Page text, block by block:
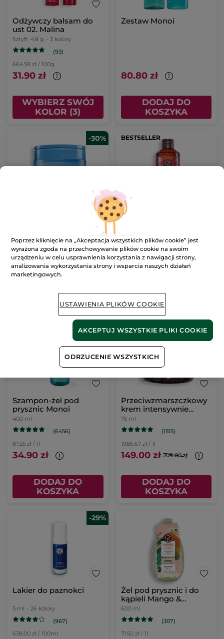
Odżywczy balsam do
ust 02. Malina
Sztyft 4.8 g - 3 kolory
(93)
664.59 zł / 100g
31.90 zł
WYBIERZ SWÓJ
KOLOR (3)
Zestaw Monoï
80.80 zł
DODAJ DO
KOSZYKA
-30%
(645)
920.00 zł / 1l
69.00 zł 99.00 zł
DODAJ DO
KOSZYKA
BESTSELLER
Żel pod prysznic i do
kąpieli Olejek arganowy
(776)
87.25 zł / 1l
34.90 zł
DODAJ DO
KOSZYKA
Szampon-żel pod
prysznic Monoï
400 ml
(6456)
87.25 zł / 1l
34.90 zł
DODAJ DO
KOSZYKA
BESTSELLER -29%
Przeciwzmarszczkowy
krem intensywnie
regenerujący
75 ml
(1515)
1986.67 zł / 1l
149.00 zł 209.00 zł
DODAJ DO
KOSZYKA
-29%
Lakier do paznokci
5 ml - 26 kolory
(967)
638.00 zł / 100ml
Żel pod prysznic i do
kąpieli Mango &
Kolendra uzupełniacz
600 ml
(307)
71.50 zł / 1l
Poprzez kliknięcie na „Akceptacja wszystkich plików cookie” jest
wyrażona zgoda na przechowywanie plików cookie na swoim
urządzeniu w celu usprawnienia korzystania z nawigacji strony,
analizowania wykorzystania strony i wsparcia naszych działań
marketingowych.
USTAWIENIA PLIKÓW COOKIE
ODRZUCENIE WSZYSTKICH
AKCEPTUJ WSZYSTKIE PLIKI COOKIE